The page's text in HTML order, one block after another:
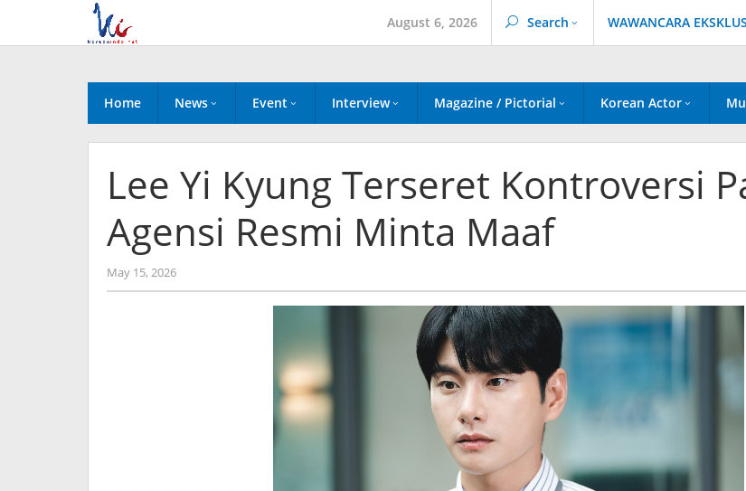
content
August 6, 2026 Search WAWANCARA
Home News Event Interview Magazine / Pictorial Korean Actor
Lee Yi Kyung Terseret Kontroversi
Agensi Resmi Minta Maaf
May 15, 2026by
Kidihae